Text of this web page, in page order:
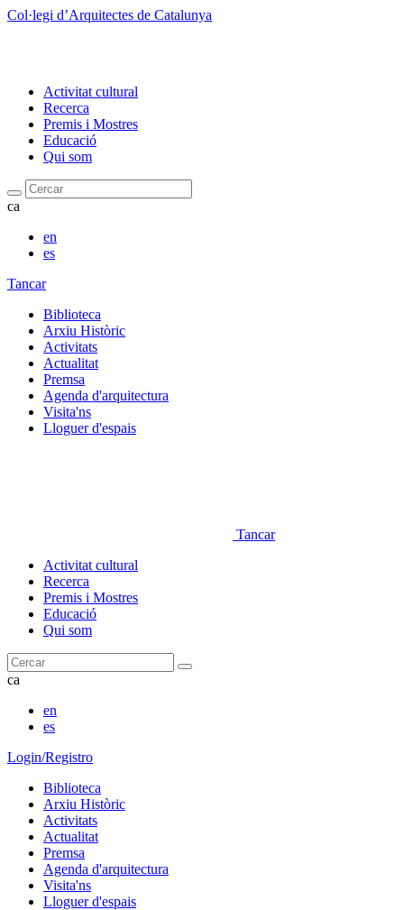
Col·legi d’Arquitectes de Catalunya
Activitat cultural
Recerca
Premis i Mostres
Educació
Qui som
Cercar
ca
en
es
Tancar
Biblioteca
Arxiu Històric
Activitats
Actualitat
Premsa
Agenda d'arquitectura
Visita'ns
Lloguer d'espais
Tancar
Activitat cultural
Recerca
Premis i Mostres
Educació
Qui som
Cercar
ca
en
es
Login/Registro
Biblioteca
Arxiu Històric
Activitats
Actualitat
Premsa
Agenda d'arquitectura
Visita'ns
Lloguer d'espais